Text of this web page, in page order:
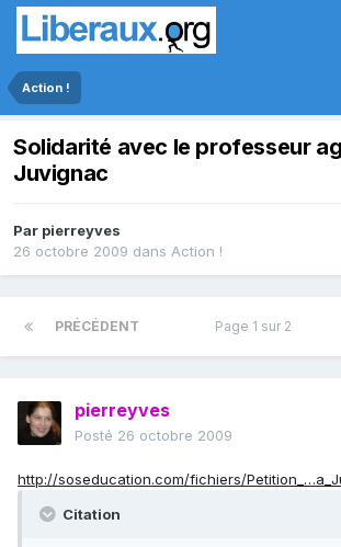
Action !
Solidarité avec le professeur
Juvignac
Par pierreyves
26 octobre 2009 dans Action !
PRÉCÉDENT Page 1 sur 2
pierreyves
Posté 26 octobre 2009
http://soseducation.com/fichiers/
Citation